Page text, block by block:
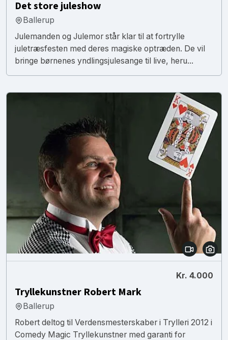
Det store juleshow
Ballerup
Julemanden og Julemor står klar til at fortrylle
juletræsfesten med deres magiske optræden. De vil
bringe børnenes yndlingsjulesange til live, heru...
Kr. 4.000
Tryllekunstner Robert Mark
Ballerup
Robert deltog til Verdensmesterskaber i Trylleri 2012 i
Comedy Magic Tryllekunstner med garanti for